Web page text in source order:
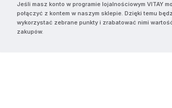
Jeśli masz konto w programie lojalnościowym VITAY
połączyć z kontem w naszym sklepie. Dzięki temu
wykorzystać zebrane punkty i zrabatować nimi
zakupów.